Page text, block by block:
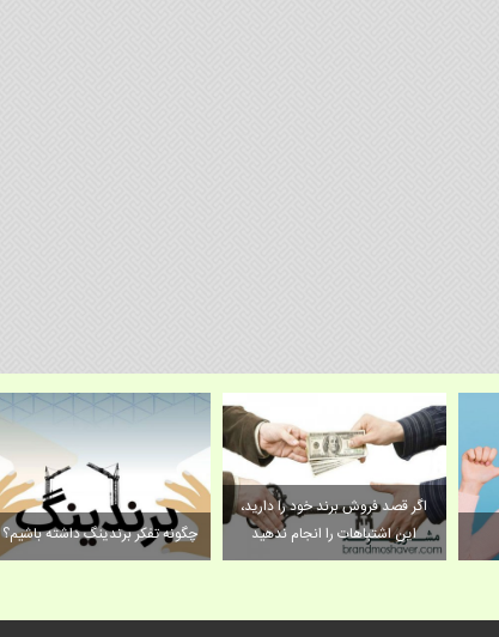
چگونه تفکر برندینگ داشته باشیم؟
اگر قصد فروش برند خود را دارید،
این اشتباهات را انجام ندهید